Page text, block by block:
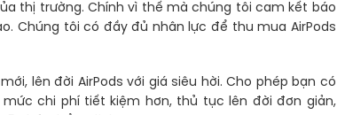
thị trường. Chính vì thế mà chúng tôi cam kết báo
Chúng tôi có đầy đủ nhân lực để thu mua AirPods
lên đời AirPods với giá siêu hời. Cho phép bạn có
chi phí tiết kiệm hơn, thủ tục lên đời đơn giản,